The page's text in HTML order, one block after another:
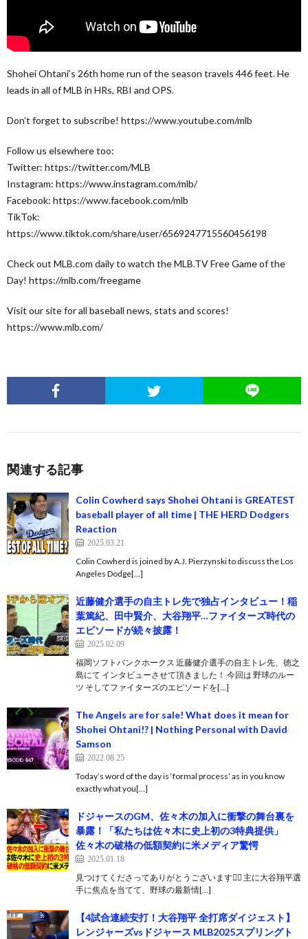
Shohei Ohtani’s 26th home run of the season travels 446 feet. He
leads in all of MLB in HRs, RBI and OPS.
Don’t forget to subscribe! https://www.youtube.com/mlb
Follow us elsewhere too:
Twitter: https://twitter.com/MLB
Instagram: https://www.instagram.com/mlb/
Facebook: https://www.facebook.com/mlb
TikTok:
https://www.tiktok.com/share/user/6569247715560456198
Check out MLB.com daily to watch the MLB.TV Free Game of the
Day! https://mlb.com/freegame
Visit our site for all baseball news, stats and scores!
https://www.mlb.com/
関連する記事
Colin Cowherd says Shohei Ohtani is GREATEST
baseball player of all time | THE HERD Dodgers
Reaction
2025.03.21
Colin Cowherd is joined by A.J. Pierzynski to discuss the Los
Angeles Dodge[…]
近藤健介選手の自主トレ先で独占インタビュー！稲
葉篤紀、田中賢介、大谷翔平…ファイターズ時代の
エピソードが続々披露！
2025.02.09
福岡ソフトバンクホークス 近藤健介選手の自主トレ先、徳之
島にて インタビューさせて頂きました！ 今回は 野球のルー
ツ そしてファイターズのエピソードを[…]
The Angels are for sale! What does it mean for
Shohei Ohtani!? | Nothing Personal with David
Samson
2022.08.25
Today’s word of the day is ‘formal process’ as in you know
exactly what you[…]
ドジャースのGM、佐々木の加入に衝撃の舞台裏を
暴露！「私たちは佐々木に史上初の3特典提供」
佐々木の破格の低額契約に米メディア驚愕
2025.01.18
見つけてくださってありがとうございます🙇‍♂️ 主に大谷翔平選
手に焦点を当てて、野球の最新情[…]
【4試合連続安打！大谷翔平 全打席ダイジェスト】
レンジャーズvsドジャース MLB2025スプリングト